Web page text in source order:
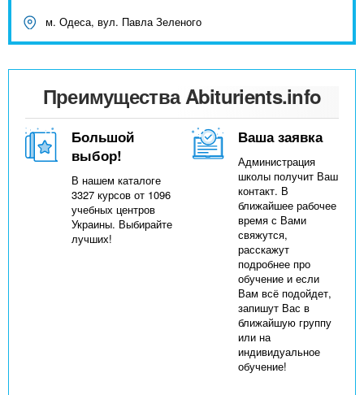
м. Одеса, вул. Павла Зеленого
Преимущества Abiturients.info
Большой
выбор!
В нашем каталоге
3327 курсов от 1096
учебных центров
Украины. Выбирайте
лучших!
Ваша заявка
Администрация
школы получит Ваш
контакт. В
ближайшее рабочее
время с Вами
свяжутся,
расскажут
подробнее про
обучение и если
Вам всё подойдет,
запишут Вас в
ближайшую группу
или на
индивидуальное
обучение!